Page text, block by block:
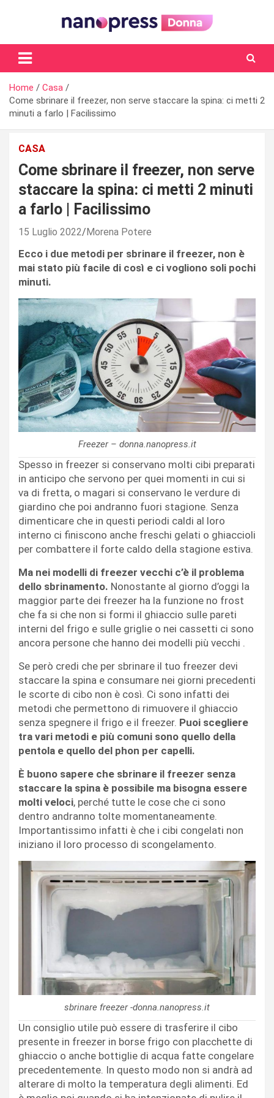
Il magazine femminile di Nanopress.it
Home
Casa
Come sbrinare il freezer, non serve staccare la spina: ci metti 2
minuti a farlo | Facilissimo
CASA
Come sbrinare il freezer, non serve
staccare la spina: ci metti 2 minuti
a farlo | Facilissimo
15 Luglio 2022 Morena Potere
Ecco i due metodi per sbrinare il freezer, non è
mai stato più facile di così e ci vogliono soli pochi
minuti.
Freezer – donna.nanopress.it
Spesso in freezer si conservano molti cibi preparati
in anticipo che servono per quei momenti in cui si
va di fretta, o magari si conservano le verdure di
giardino che poi andranno fuori stagione. Senza
dimenticare che in questi periodi caldi al loro
interno ci finiscono anche freschi gelati o ghiaccioli
per combattere il forte caldo della stagione estiva.
Ma nei modelli di freezer vecchi c’è il problema
dello sbrinamento. Nonostante al giorno d’oggi la
maggior parte dei freezer ha la funzione no frost
che fa si che non si formi il ghiaccio sulle pareti
interni del frigo e sulle griglie o nei cassetti ci sono
ancora persone che hanno dei modelli più vecchi .
Se però credi che per sbrinare il tuo freezer devi
staccare la spina e consumare nei giorni precedenti
le scorte di cibo non è così. Ci sono infatti dei
metodi che permettono di rimuovere il ghiaccio
senza spegnere il frigo e il freezer. Puoi scegliere
tra vari metodi e più comuni sono quello della
pentola e quello del phon per capelli.
È buono sapere che sbrinare il freezer senza
staccare la spina è possibile ma bisogna essere
molti veloci, perché tutte le cose che ci sono
dentro andranno tolte momentaneamente.
Importantissimo infatti è che i cibi congelati non
iniziano il loro processo di scongelamento.
sbrinare freezer -donna.nanopress.it
Un consiglio utile può essere di trasferire il cibo
presente in freezer in borse frigo con placchette di
ghiaccio o anche bottiglie di acqua fatte congelare
precedentemente. In questo modo non si andrà ad
alterare di molto la temperatura degli alimenti. Ed